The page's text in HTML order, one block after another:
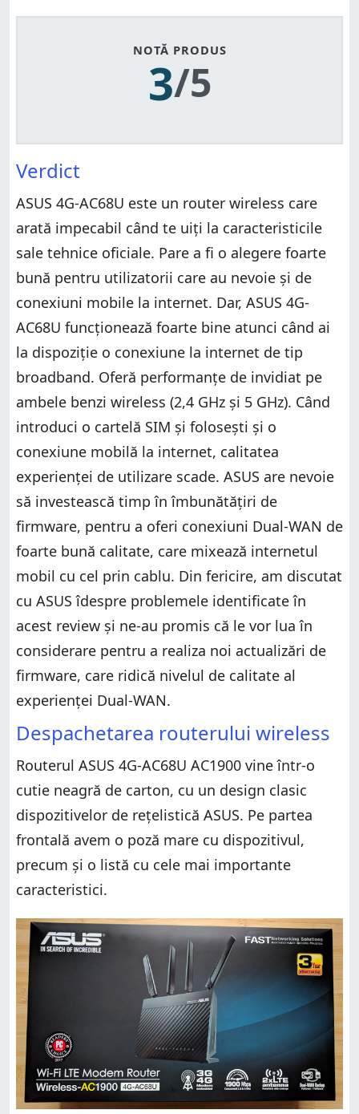
NOTĂ PRODUS
3/5
Verdict
ASUS 4G-AC68U este un router wireless care
arată impecabil când te uiți la caracteristicile
sale tehnice oficiale. Pare a fi o alegere foarte
bună pentru utilizatorii care au nevoie și de
conexiuni mobile la internet. Dar, ASUS 4G-
AC68U funcționează foarte bine atunci când ai
la dispoziție o conexiune la internet de tip
broadband. Oferă performanțe de invidiat pe
ambele benzi wireless (2,4 GHz și 5 GHz). Când
introduci o cartelă SIM și folosești și o
conexiune mobilă la internet, calitatea
experienței de utilizare scade. ASUS are nevoie
să investească timp în îmbunătățiri de
firmware, pentru a oferi conexiuni Dual-WAN de
foarte bună calitate, care mixează internetul
mobil cu cel prin cablu. Din fericire, am discutat
cu ASUS îdespre problemele identificate în
acest review și ne-au promis că le vor lua în
considerare pentru a realiza noi actualizări de
firmware, care ridică nivelul de calitate al
experienței Dual-WAN.
Despachetarea routerului wireless
Routerul ASUS 4G-AC68U AC1900 vine într-o
cutie neagră de carton, cu un design clasic
dispozitivelor de rețelistică ASUS. Pe partea
frontală avem o poză mare cu dispozitivul,
precum și o listă cu cele mai importante
caracteristici.